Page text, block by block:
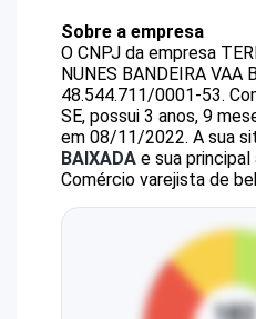
Sobre a empresa
O CNPJ da empresa
NUNES BANDEIRA VAA
48.544.711/0001-53.
SE, possui 3 anos, 9
em 08/11/2022. A sua
BAIXADA e sua
Comércio varejista de